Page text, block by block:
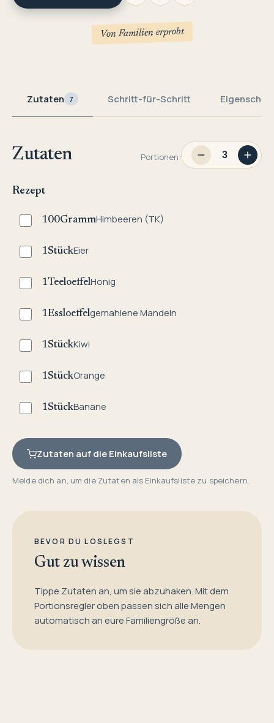
Von Familien erprobt
Zutaten 7 Schritt-für-Schritt
Zutaten Portionen:
Rezept
100GrammHimbeeren (TK)
1StückEier
1TeeloeffelHonig
1Essloeffelgemahlene Mandeln
1StückKiwi
1StückOrange
1StückBanane
Zutaten auf die Einkaufsliste
Melde dich an, um die Zutaten als Einkaufsliste zu speichern.
BEVOR DU LOSLEGST
Gut zu wissen
Tippe Zutaten an, um sie abzuhaken. Mit dem
Portionsregler oben passen sich alle Mengen
automatisch an eure Familiengröße an.